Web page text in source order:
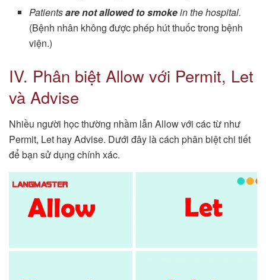
Patientsare not allowed to smokein the hospital.
(Bệnh nhân không được phép hút thuốc trong bệnh
viện.)
IV. Phân biệt Allow với Permit, Let
và Advise
Nhiều người học thường nhầm lẫn Allow với các từ như
Permit, Let hay Advise. Dưới đây là cách phân biệt chi tiết
để bạn sử dụng chính xác.